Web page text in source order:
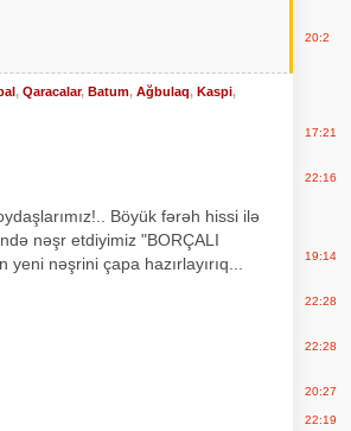
, Qaracalar, Batum, Ağbulaq, Kaspi,
Böyük fərəh hissi ilə
nəşr etdiyimiz "BORÇALI
yeni nəşrini çapa hazırlayırıq...
20:2
17:21
22:16
19:14
22:28
22:28
20:27
22:19